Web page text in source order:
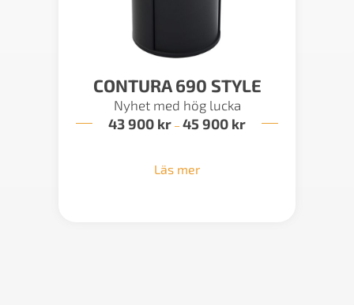
CONTURA 690 STYLE
Nyhet med hög lucka
43 900 kr – 45 900 krPrisintervall:
Läs mer